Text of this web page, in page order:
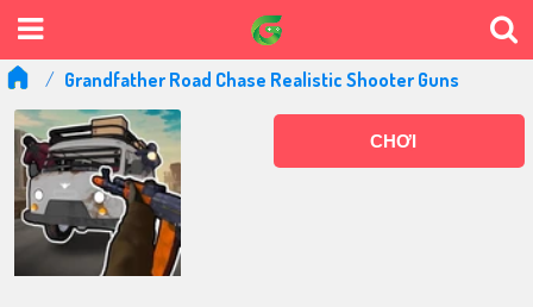
Grandfather Road Chase Realistic Shooter Guns
CHƠI